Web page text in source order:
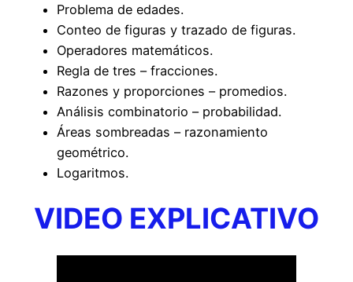
Problema de edades.
Conteo de figuras y trazado de figuras.
Operadores matemáticos.
Regla de tres – fracciones.
Razones y proporciones – promedios.
Análisis combinatorio – probabilidad.
Áreas sombreadas – razonamiento
geométrico.
Logaritmos.
VIDEO EXPLICATIVO